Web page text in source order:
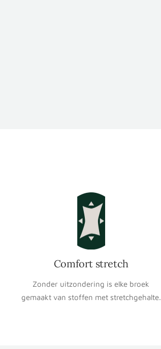
Comfort stretch
Zonder uitzondering is elke broek
gemaakt van stoffen met stretchgehalte.